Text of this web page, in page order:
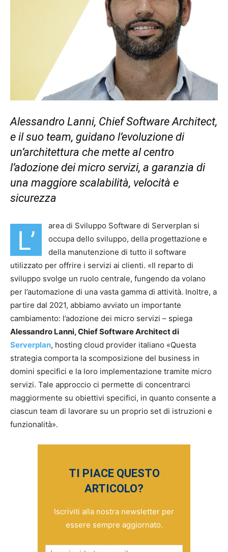
Alessandro Lanni, Chief Software Architect,
e il suo team, guidano l’evoluzione di
un’architettura che mette al centro
l’adozione dei micro servizi, a garanzia di
una maggiore scalabilità, velocità e
sicurezza
L’
area di Sviluppo Software di Serverplan si
occupa dello sviluppo, della progettazione e
della manutenzione di tutto il software
utilizzato per offrire i servizi ai clienti. «Il reparto di
sviluppo svolge un ruolo centrale, fungendo da volano
per l’automazione di una vasta gamma di attività. Inoltre, a
partire dal 2021, abbiamo avviato un importante
cambiamento: l’adozione dei micro servizi – spiega
Alessandro Lanni, Chief Software Architect di
Serverplan, hosting cloud provider italiano «Questa
strategia comporta la scomposizione del business in
domini specifici e la loro implementazione tramite micro
servizi. Tale approccio ci permette di concentrarci
maggiormente su obiettivi specifici, in quanto consente a
ciascun team di lavorare su un proprio set di istruzioni e
funzionalità».
TI PIACE QUESTO
ARTICOLO?
Iscriviti alla nostra newsletter per
essere sempre aggiornato.